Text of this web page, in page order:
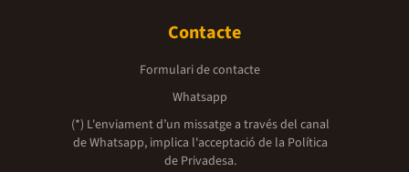
Contacte
Formulari de contacte
Whatsapp
(*) L'enviament d’un missatge a través del canal
de Whatsapp, implica l'acceptació de la Política
de Privadesa.